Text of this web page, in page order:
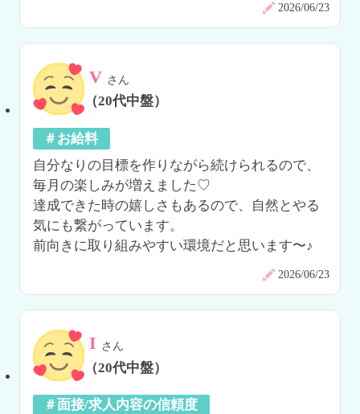
2026/06/23
V さん
（20代中盤）
＃お給料
自分なりの目標を作りながら続けられるので、
毎月の楽しみが増えました♡
達成できた時の嬉しさもあるので、自然とやる
気にも繋がっています。
前向きに取り組みやすい環境だと思います〜♪
2026/06/23
I さん
（20代中盤）
＃面接/求人内容の信頼度